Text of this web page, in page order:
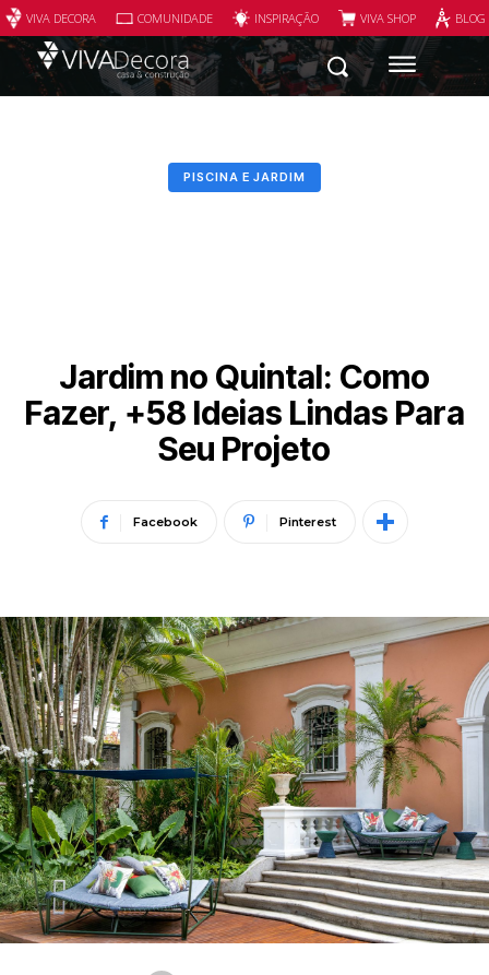
VIVA DECORA COMUNIDADE INSPIRAÇÃO VIVA SHOP
PISCINA E JARDIM
Jardim no Quintal: Como
Fazer, +58 Ideias Lindas Para
Seu Projeto
Facebook Pinterest